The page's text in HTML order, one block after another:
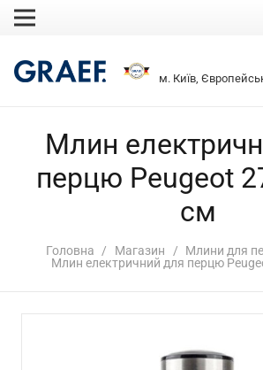
м. Київ,
Млин
перцю Peugeot
см
Головна / Магазин / Млини для
Млин електричний для перцю